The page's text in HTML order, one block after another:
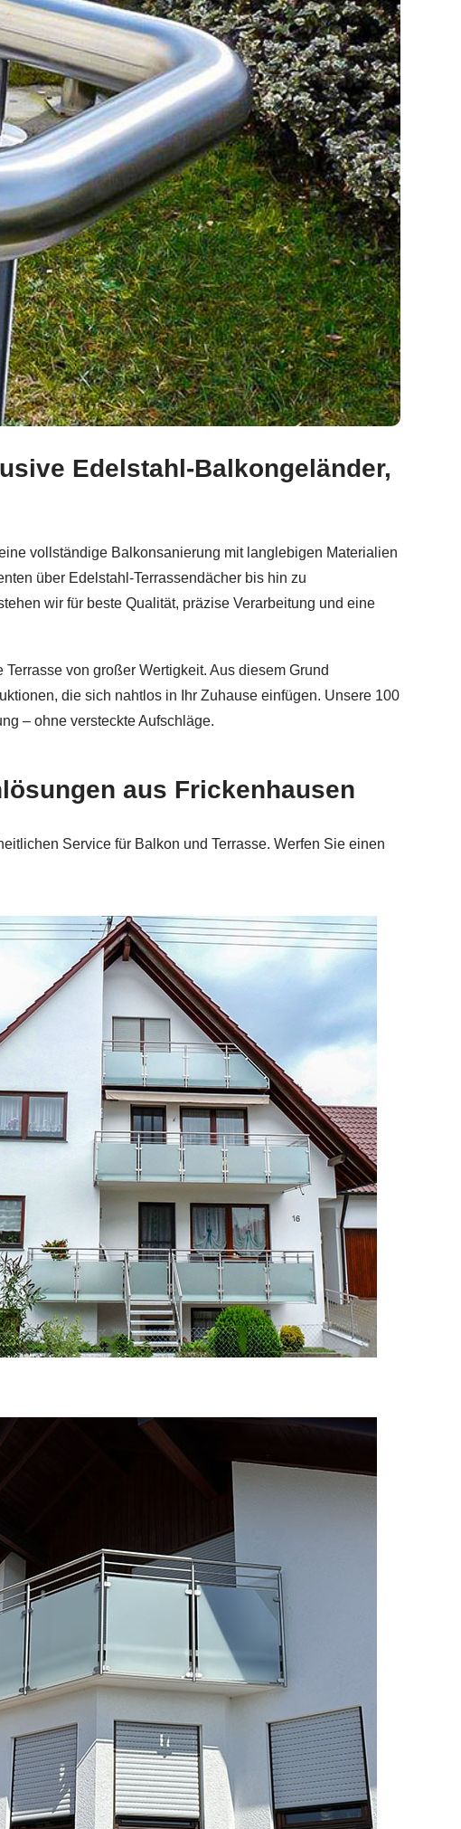
Aluminium Geländerbau, Balkongeländer, Sichtschutz.
Edelstahl-Balkongeländer,
vollständige Balkonsanierung mit langlebigen Materialien
über Edelstahl-Terrassendächer bis hin zu
wir für beste Qualität, präzise Verarbeitung und eine
von großer Wertigkeit. Aus diesem Grund
die sich nahtlos in Ihr Zuhause einfügen. Unsere 100
– ohne versteckte Aufschläge.
aus Frickenhausen
Service für Balkon und Terrasse. Werfen Sie einen